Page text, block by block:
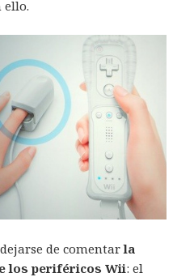
ello.
de comentarla
los periféricos Wii: el